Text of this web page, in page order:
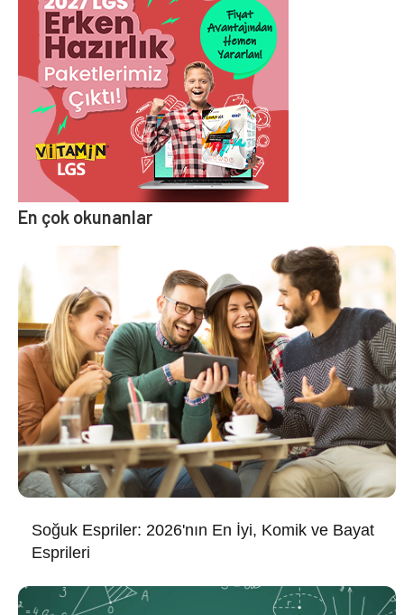
En çok okunanlar
Soğuk Espriler: 2026'nın En İyi, Komik ve Bayat
Esprileri